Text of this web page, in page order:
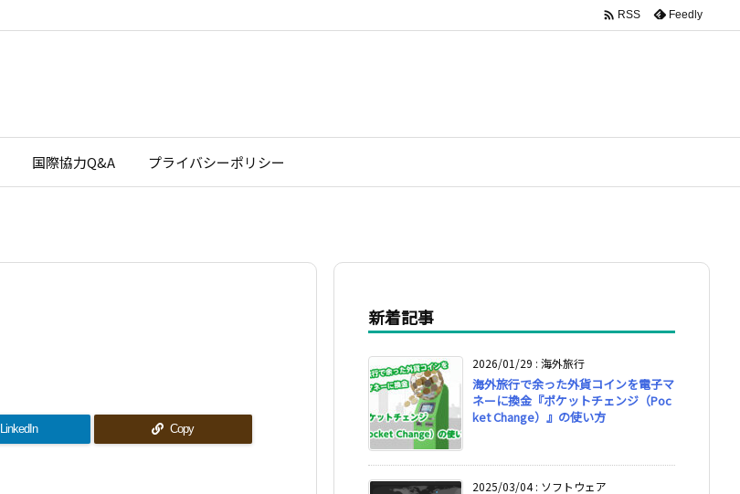
国際協力Q&A プライバシーポリシー
 RSS Feedly
LinkedIn Copy
新着記事
2026/01/29 : 海外旅行
海外旅行で余った外貨コインを電子マ
ネーに換金『ポケットチェンジ（Poc
ket Change）』の使い方
2025/03/04: ソフトウェア